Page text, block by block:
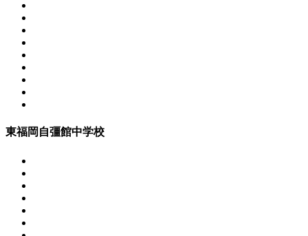
東福岡自彊館中学校